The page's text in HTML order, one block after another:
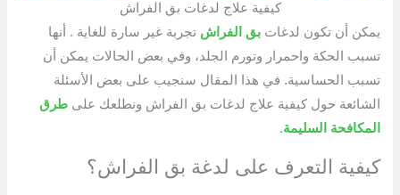
كيفية علاج لدغات بق الفراش
يمكن أن تكون لدغاتبق الفراش تجربة غير سارة للغاية . أنها
تسبب الحكة واحمرار وتورم الجلد، وفي بعض الحالات يمكن أن
تسبب الحساسية. في هذا المقال سنجيب على بعض الأسئلة
الشائعة حول كيفية علاج لدغات بق الفراش ونطلعك علىطرق
المكافحة السليمة.
كيفية التعرف على لدغة بق الفراش؟